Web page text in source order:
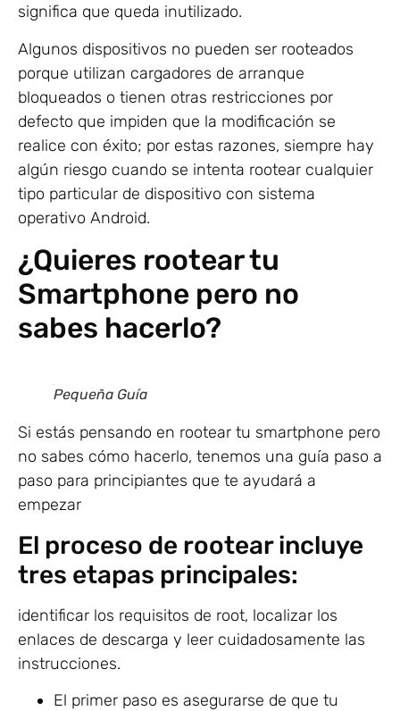
significa que queda inutilizado.
Algunos dispositivos no pueden ser rooteados
porque utilizan cargadores de arranque
bloqueados o tienen otras restricciones por
defecto que impiden que la modificación se
realice con éxito; por estas razones, siempre hay
algún riesgo cuando se intenta rootear cualquier
tipo particular de dispositivo con sistema
operativo Android.
¿Quieres rootear tu
Smartphone pero no
sabes hacerlo?
Pequeña Guía
Si estás pensando en rootear tu smartphone pero
no sabes cómo hacerlo, tenemos una guía paso a
paso para principiantes que te ayudará a
empezar
El proceso de rootear incluye
tres etapas principales:
identificar los requisitos de root, localizar los
enlaces de descarga y leer cuidadosamente las
instrucciones.
El primer paso es asegurarse de que tu